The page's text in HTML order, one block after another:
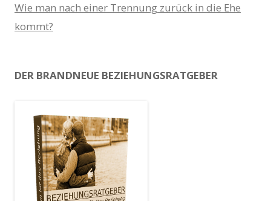
Wie man nach einer Trennung zurück in die Ehe
kommt?
DER BRANDNEUE BEZIEHUNGSRATGEBER